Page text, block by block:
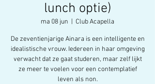
lunch optie)
ma 08 jun Club Acapella
De zeventienjarige Ainara is een intelligente en
idealistische vrouw. Iedereen in haar omgeving
verwacht dat ze gaat studeren, maar zelf lijkt
ze meer te voelen voor een contemplatief
leven als non.